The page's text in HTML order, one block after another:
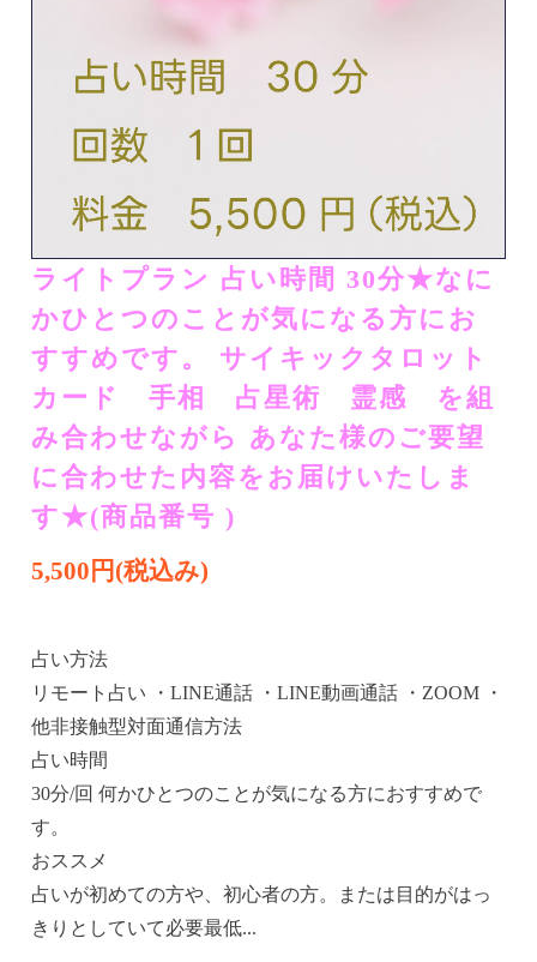
ライトプラン 占い時間 30分★​​なに
かひとつのことが気になる方にお
すすめです。​ ​​サイキックタロット
カード 手相 占星術 霊感 を組
み合わせながら​ ​​あなた様のご要望
に合わせた内容をお届けいたしま
す★(商品番号 )
5,500円(税込み)
占い方法
リモート占い ・LINE通話 ・LINE動画通話 ・ZOOM ・
他非接触型対面通信方法
占い時間
30分/回 何かひとつのことが気になる方におすすめで
す。
おススメ
占いが初めての方や、初心者の方。または目的がはっ
きりとしていて必要最低...